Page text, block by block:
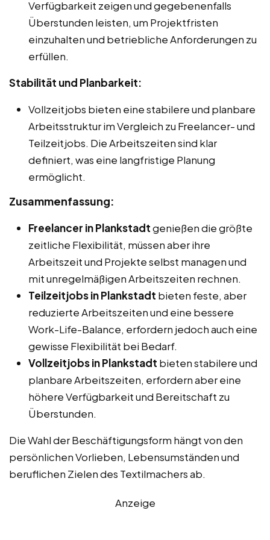
Verfügbarkeit zeigen und gegebenenfalls
Überstunden leisten, um Projektfristen
einzuhalten und betriebliche Anforderungen zu
erfüllen.
Stabilität und Planbarkeit:
Vollzeitjobs bieten eine stabilere und planbare
Arbeitsstruktur im Vergleich zu Freelancer- und
Teilzeitjobs. Die Arbeitszeiten sind klar
definiert, was eine langfristige Planung
ermöglicht.
Zusammenfassung:
Freelancer in Plankstadtgenießen die größte
zeitliche Flexibilität, müssen aber ihre
Arbeitszeit und Projekte selbst managen und
mit unregelmäßigen Arbeitszeiten rechnen.
Teilzeitjobs in Plankstadt bieten feste, aber
reduzierte Arbeitszeiten und eine bessere
Work-Life-Balance, erfordern jedoch auch eine
gewisse Flexibilität bei Bedarf.
Vollzeitjobs in Plankstadt bieten stabilere und
planbare Arbeitszeiten, erfordern aber eine
höhere Verfügbarkeit und Bereitschaft zu
Überstunden.
Die Wahl der Beschäftigungsform hängt von den
persönlichen Vorlieben, Lebensumständen und
beruflichen Zielen des Textilmachers ab.
Anzeige